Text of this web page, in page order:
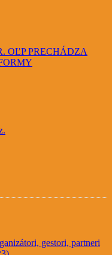
OĽP PRECHÁDZA
gestori, partneri